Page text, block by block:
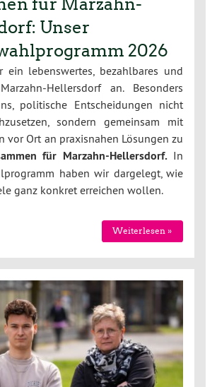
Unser
2026
ein lebenswertes, bezahlbares und
Hellersdorf an. Besonders
politische Entscheidungen nicht
sondern gemeinsam mit
vor Ort an praxisnahen Lösungen zu
für Marzahn-Hellersdorf.In
haben wir dargelegt, wie
ganz konkret erreichen wollen.
Weiterlesen »